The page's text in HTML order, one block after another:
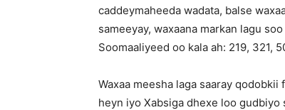
caddeymaheeda wadata, balse
sameeyay, waxaana markan lagu
Soomaaliyeed oo kala ah: 219, 321,
Waxaa meesha laga saaray
heyn iyo Xabsiga dhexe loo gudbiyo